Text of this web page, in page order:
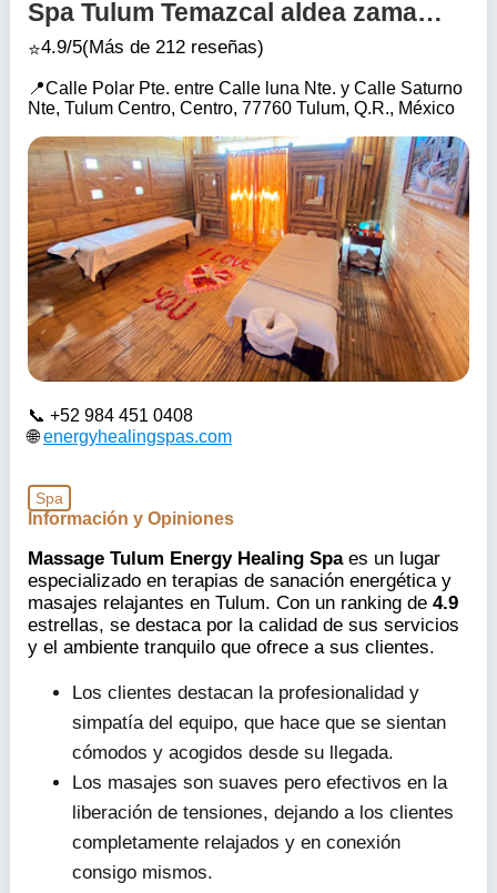
+52 984 451 0408
energyhealingspas.com
Spa Tulum Temazcal aldea zama
Tulum la veleta
4.9/5(Más de 212 reseñas)
Calle Polar Pte. entre Calle luna Nte. y Calle Saturno
Nte, Tulum Centro, Centro, 77760 Tulum, Q.R., México
Spa
Información y Opiniones
Massage Tulum Energy Healing Spaes un lugar
especializado en terapias de sanación energética y
masajes relajantes en Tulum. Con un ranking de 4.9
estrellas, se destaca por la calidad de sus servicios
y el ambiente tranquilo que ofrece a sus clientes.
Los clientes destacan la profesionalidad y
simpatía del equipo, que hace que se sientan
cómodos y acogidos desde su llegada.
Los masajes son suaves pero efectivos en la
liberación de tensiones, dejando a los clientes
completamente relajados y en conexión
consigo mismos.